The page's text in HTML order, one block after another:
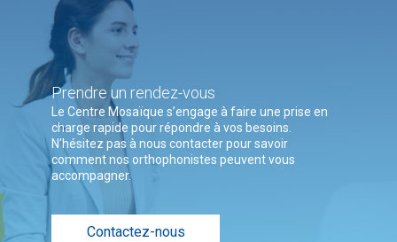
Prendre un rendez-vous
Le Centre Mosaïque s’engage à faire une prise en
charge rapide pour répondre à vos besoins.
N’hésitez pas à nous contacter pour savoir
comment nos orthophonistes peuvent vous
accompagner.
Contactez-nous